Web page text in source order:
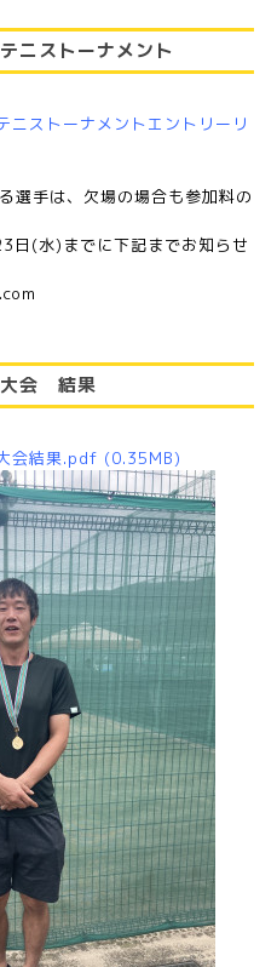
ニストーナメント
ニストーナメントエントリーリ
選手は、欠場の場合も参加料の
(水)までに下記までお知らせ
大会 結果
会結果.pdf (0.35MB)